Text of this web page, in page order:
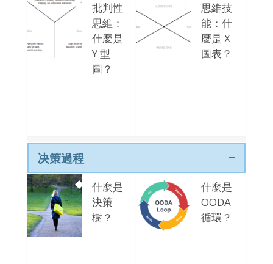
批判性
思維：
什麼是
Y 型
圖？
思維技
能：什
麼是 X
圖表？
决策過程
什麼是
決策
樹？
什麼是
OODA
循環？